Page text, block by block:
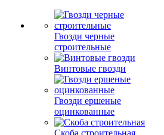
Гвозди черные
строительные
Винтовые гвозди
Гвозди ершеные
оцинкованные
Скоба строительная